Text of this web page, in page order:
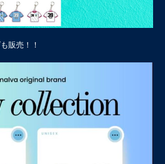
販売！！